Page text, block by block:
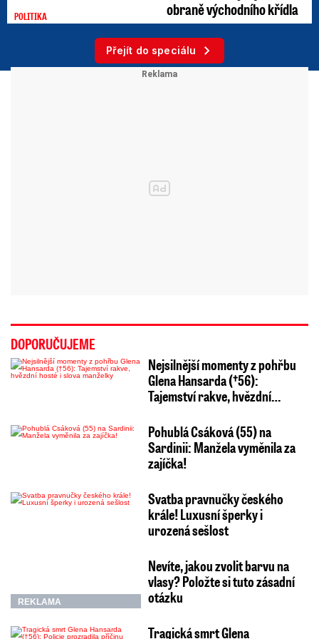
POLITIKA
obraně východního křídla
Přejít do speciálu
DOPORUČUJEME
Nejsilnější momenty z pohřbu
Glena Hansarda (†56):
Tajemství rakve, hvězdní…
Pohublá Csáková (55) na
Sardinii: Manžela vyměnila za
zajíčka!
Svatba pravnučky českého
krále! Luxusní šperky i
urozená sešlost
REKLAMA
Nevíte, jakou zvolit barvu na
vlasy? Položte si tuto zásadní
otázku
Tragická smrt Glena